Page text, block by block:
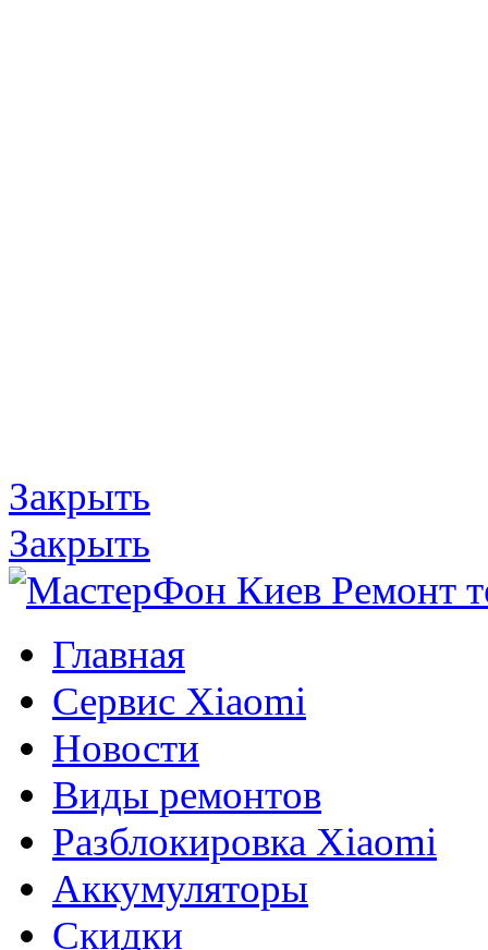
Закрыть
Закрыть
Главная
Сервис Xiaomi
Новости
Виды ремонтов
Разблокировка Xiaomi
Аккумуляторы
Скидки